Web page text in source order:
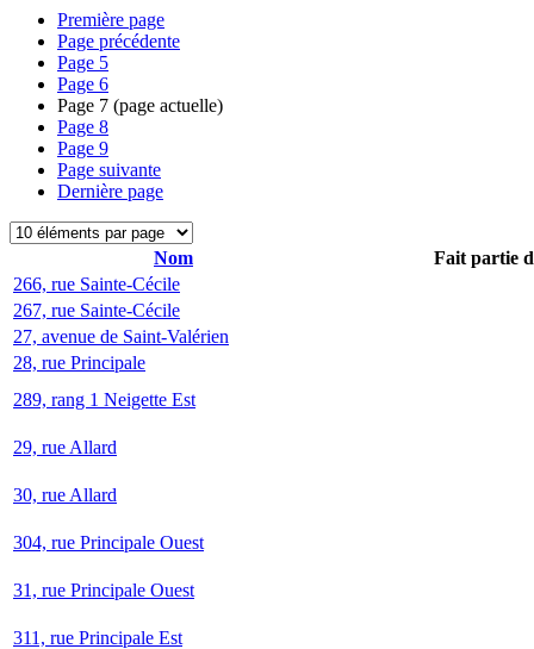
Première page
Page précédente
Page 5
Page 6
Page 7 (page actuelle)
Page 8
Page 9
Page suivante
Dernière page
Nom
Fait partie
266, rue Sainte-Cécile
267, rue Sainte-Cécile
27, avenue de Saint-Valérien
28, rue Principale
289, rang 1 Neigette Est
29, rue Allard
30, rue Allard
304, rue Principale Ouest
31, rue Principale Ouest
311, rue Principale Est